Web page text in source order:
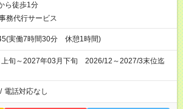
ら徒歩1分
務代行サービス
実働7時間30分 休憩1時間)
上旬～2027年03月下旬 2026/12～2027/3末位迄
/ 電話対応なし